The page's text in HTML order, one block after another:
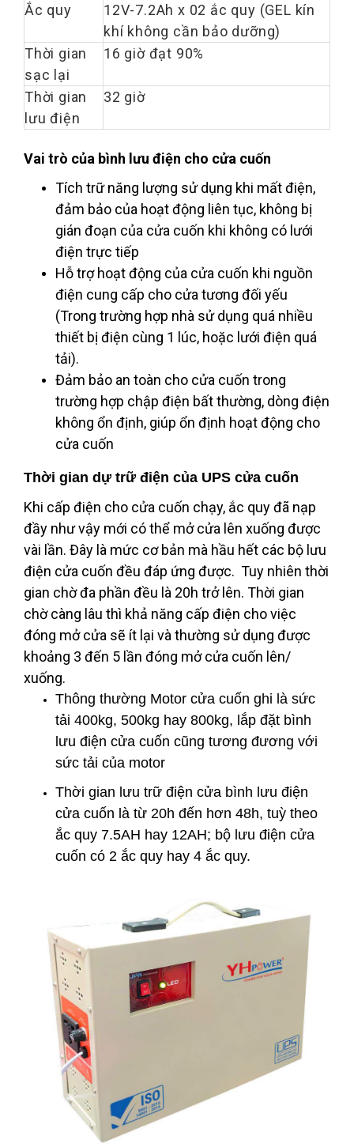
Ắc quy
12V-7.2Ah x 02 ắc quy (GEL kín
khí không cần bảo dưỡng)
Thời gian
sạc lại
16 giờ đạt 90%
Thời gian
lưu điện
32 giờ
Vai trò của bình lưu điện cho cửa cuốn
Tích trữ năng lượng sử dụng khi mất điện,
đảm bảo của hoạt động liên tục, không bị
gián đoạn của cửa cuốn khi không có lưới
điện trực tiếp
Hỗ trợ hoạt động của cửa cuốn khi nguồn
điện cung cấp cho cửa tương đối yếu
(Trong trường hợp nhà sử dụng quá nhiều
thiết bị điện cùng 1 lúc, hoặc lưới điện quá
tải).
Đảm bảo an toàn cho cửa cuốn trong
trường hợp chập điện bất thường, dòng điện
không ổn định, giúp ổn định hoạt động cho
cửa cuốn
Thời gian dự trữ điện của UPS cửa cuốn
Khi cấp điện cho cửa cuốn chạy, ắc quy đã nạp
đầy như vậy mới có thể mở cửa lên xuống được
vài lần. Đây là mức cơ bản mà hầu hết các bộ lưu
điện cửa cuốn đều đáp ứng được. Tuy nhiên thời
gian chờ đa phần đều là 20h trở lên. Thời gian
chờ càng lâu thì khả năng cấp điện cho việc
đóng mở cửa sẽ ít lại và thường sử dụng được
khoảng 3 đến 5 lần đóng mở cửa cuốn lên/
xuống.
Thông thường Motor cửa cuốn ghi là sức
tải 400kg, 500kg hay 800kg, lắp đặt bình
lưu điện cửa cuốn cũng tương đương với
sức tải của motor
Thời gian lưu trữ điện cửa bình lưu điện
cửa cuốn là từ 20h đến hơn 48h, tuỳ theo
ắc quy 7.5AH hay 12AH; bộ lưu điện cửa
cuốn có 2 ắc quy hay 4 ắc quy.